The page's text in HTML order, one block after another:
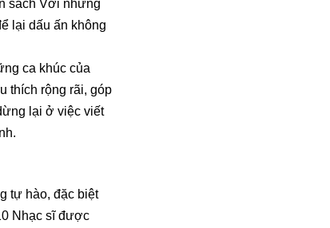
sách Với những
lại dấu ấn không
ca khúc của
thích rộng rãi, góp
lại ở việc viết
tự hào, đặc biệt
Nhạc sĩ được